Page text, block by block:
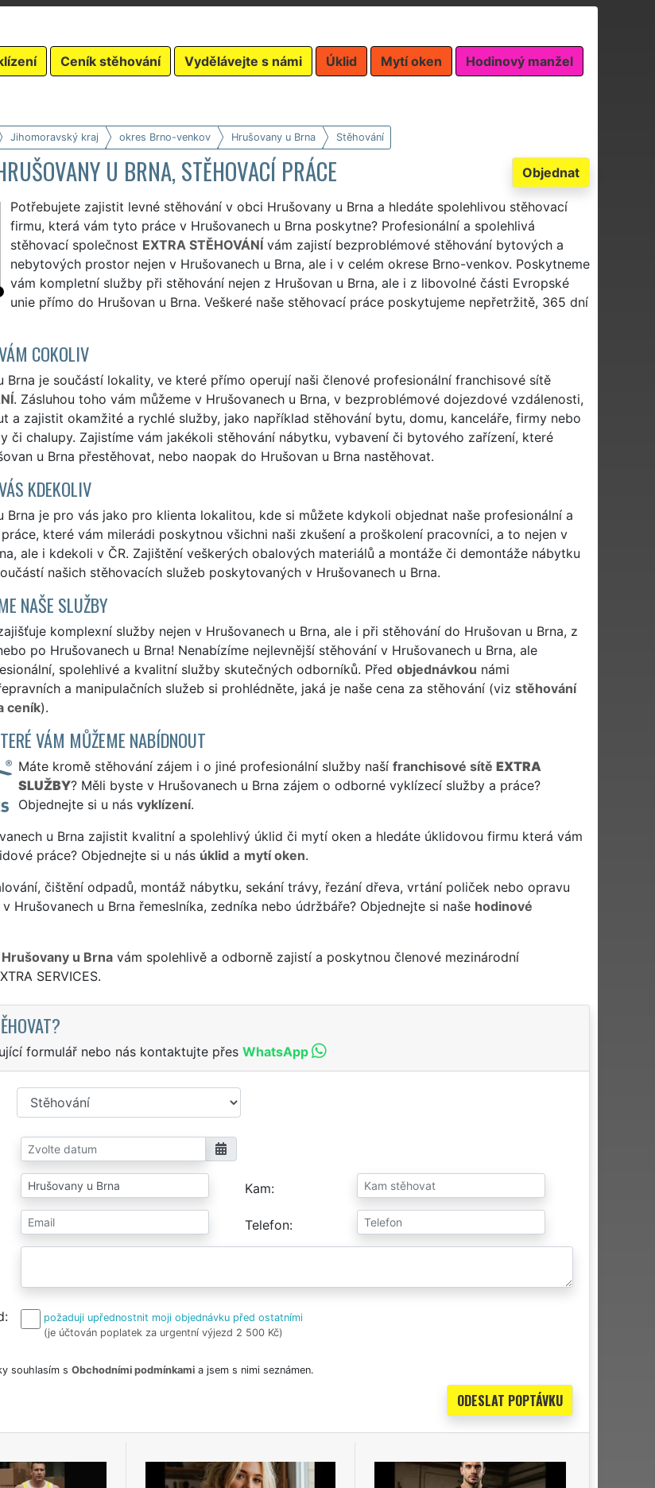
Ceník stěhování Vydělávejte s námi Úklid Mytí oken Hodinový manžel
Jihomoravský kraj okres Brno-venkov Hrušovany u Brna Stěhování
Objednat
U BRNA, STĚHOVACÍ PRÁCE
Potřebujete zajistit levné stěhování v obci Hrušovany u Brna a hledáte spolehlivou stěhovací
firmu, která vám tyto práce v Hrušovanech u Brna poskytne? Profesionální a spolehlivá
stěhovací společnost EXTRA STĚHOVÁNÍvám zajistí bezproblémové stěhování bytových a
nebytových prostor nejen v Hrušovanech u Brna, ale i v celém okrese Brno-venkov. Poskytneme
vám kompletní služby při stěhování nejen z Hrušovan u Brna, ale i z libovolné části Evropské
unie přímo do Hrušovan u Brna. Veškeré naše stěhovací práce poskytujeme nepřetržitě, 365 dní
COKOLIV
Brna je součástí lokality, ve které přímo operují naši členové profesionální franchisové sítě
. Zásluhou toho vám můžeme v Hrušovanech u Brna, v bezproblémové dojezdové vzdálenosti,
a zajistit okamžité a rychlé služby, jako například stěhování bytu, domu, kanceláře, firmy nebo
či chalupy. Zajistíme vám jakékoli stěhování nábytku, vybavení či bytového zařízení, které
u Brna přestěhovat, nebo naopak do Hrušovan u Brna nastěhovat.
KDEKOLIV
Brna je pro vás jako pro klienta lokalitou, kde si můžete kdykoli objednat naše profesionální a
které vám milerádi poskytnou všichni naši zkušení a proškolení pracovníci, a to nejen v
ale i kdekoli v ČR. Zajištění veškerých obalových materiálů a montáže či demontáže nábytku
našich stěhovacích služeb poskytovaných v Hrušovanech u Brna.
NAŠE SLUŽBY
komplexní služby nejen v Hrušovanech u Brna, ale i při stěhování do Hrušovan u Brna, z
po Hrušovanech u Brna! Nenabízíme nejlevnější stěhování v Hrušovanech u Brna, ale
spolehlivé a kvalitní služby skutečných odborníků. Před objednávkou námi
a manipulačních služeb si prohlédněte, jaká je naše cena za stěhování (viz stěhování
ceník).
VÁM MŮŽEME NABÍDNOUT
Máte kromě stěhování zájem i o jiné profesionální služby naší franchisové sítě EXTRA
SLUŽBY? Měli byste v Hrušovanech u Brna zájem o odborné vyklízecí služby a práce?
Objednejte si u nás vyklízení.
u Brna zajistit kvalitní a spolehlivý úklid či mytí oken a hledáte úklidovou firmu která vám
práce? Objednejte si u nás úklid a mytí oken.
čištění odpadů, montáž nábytku, sekání trávy, řezání dřeva, vrtání poliček nebo opravu
Hrušovanech u Brna řemeslníka, zedníka nebo údržbáře? Objednejte si naše hodinové
u Brnavám spolehlivě a odborně zajistí a poskytnou členové mezinárodní
SERVICES.
formulář nebo nás kontaktujte přes WhatsApp
Kam
Telefon
požaduji upřednostnit moji objednávku před ostatními
(je účtován poplatek za urgentní výjezd 2 500 Kč)
souhlasím s Obchodními podmínkamia jsem s nimi seznámen.